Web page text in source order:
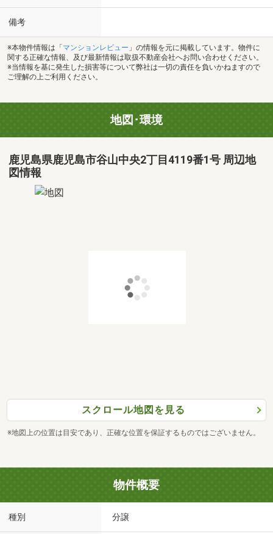
備考
※本物件情報は「 マンションレビュー 」の情報を元に掲載しています。物件に
関する正確な情報、及び最新情報は取扱不動産会社へお問い合わせください。
※当情報を基に発生した損害等について弊社は一切の責任を負いかねますので
ご理解の上ご利用ください。
地図･環境
鹿児島県鹿児島市谷山中央2丁目4119番1号 周辺地
図情報
スクロール地図を見る
※地図上の位置は目安であり、正確な位置を保証するものではございません。
物件概要
種別 分譲